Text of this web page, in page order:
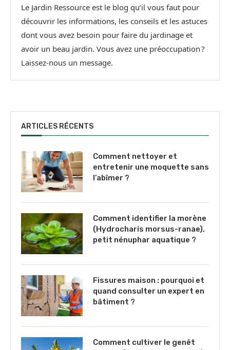
Le Jardin Ressource est le blog qu’il vous faut pour
découvrir les informations, les conseils et les astuces
dont vous avez besoin pour faire du jardinage et
avoir un beau jardin. Vous avez une préoccupation ?
Laissez-nous un message.
ARTICLES RÉCENTS
Comment nettoyer et
entretenir une moquette sans
l’abîmer ?
Comment identifier la morène
(Hydrocharis morsus-ranae),
petit nénuphar aquatique ?
Fissures maison : pourquoi et
quand consulter un expert en
bâtiment ?
Comment cultiver le genêt